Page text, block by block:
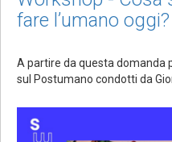
fare l’umano oggi?
A partire da questa domanda
sul Postumano condotti da